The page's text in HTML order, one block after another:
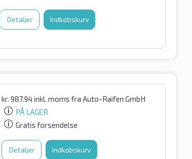
Detaljer Indkøbskurv
kr. 987.94inkl. moms fra Auto-Raifen GmbH
PÅ LAGER
Gratis forsendelse
Detaljer Indkøbskurv